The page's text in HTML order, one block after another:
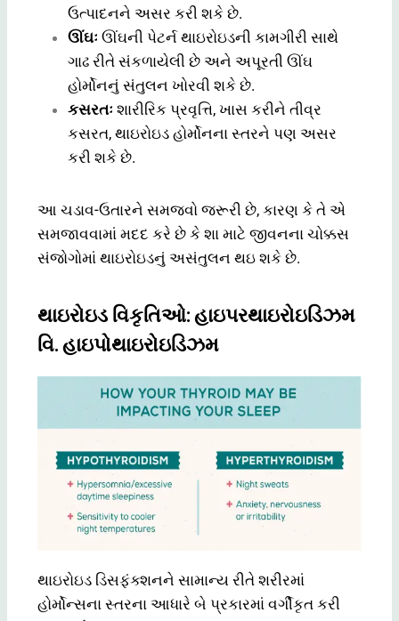
ઉત્પાદનને અસર કરી શકે છે.
ઊંઘઃ ઊંઘની પેટર્ન થાઇરોઇડની કામગીરી સાથે
ગાઢ રીતે સંકળાયેલી છે અને અપૂરતી ઊંઘ
હોર્મોનનું સંતુલન ખોરવી શકે છે.
કસરતઃ શારીરિક પ્રવૃત્તિ, ખાસ કરીને તીવ્ર
કસરત, થાઇરોઇડ હોર્મોનના સ્તરને પણ અસર
કરી શકે છે.
આ ચડાવ-ઉતારને સમજવો જરૂરી છે, કારણ કે તે એ
સમજાવવામાં મદદ કરે છે કે શા માટે જીવનના ચોક્કસ
સંજોગોમાં થાઇરોઇડનું અસંતુલન થઇ શકે છે.
થાઇરોઇડ વિકૃતિઓ: હાઇપરથાઇરોઇડિઝમ
વિ. હાઇપોથાઇરોઇડિઝમ
થાઇરોઇડ ડિસફંક્શનને સામાન્ય રીતે શરીરમાં
હોર્મોન્સના સ્તરના આધારે બે પ્રકારમાં વર્ગીકૃત કરી